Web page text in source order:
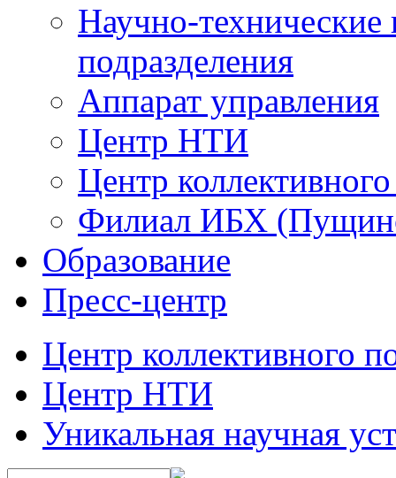
Научно-технические
подразделения
Аппарат управления
Центр НТИ
Центр
Филиал ИБХ
Образование
Пресс-центр
Центр коллективного
Центр НТИ
Уникальная научная